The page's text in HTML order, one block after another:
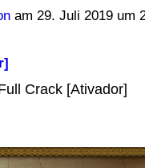
am 29. Juli 2019 um
Crack [Ativador]